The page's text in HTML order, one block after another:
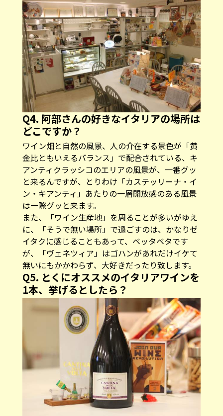
Q4. 阿部さんの好きなイタリアの場所は
どこですか？
ワイン畑と自然の風景、人の介在する景色が「黄
金比ともいえるバランス」で配合されている、キ
アンティクラッシコのエリアの風景が、一番グッ
と来るんですが、とりわけ「カステッリーナ・イ
ン・キアンティ」あたりの一層開放感のある風景
は一際グッと来ます。
また、「ワイン生産地」を周ることが多いがゆえ
に、「そうで無い場所」で過ごすのは、かなりゼ
イタクに感じることもあって、ベッタベタです
が、「ヴェネツィア」はゴハンがあれだけイケて
無いにもかかわらず、大好きだったり致します。
Q5. とくにオススメのイタリアワインを
1本、挙げるとしたら？